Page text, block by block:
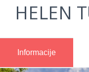
HELEN
Informacije